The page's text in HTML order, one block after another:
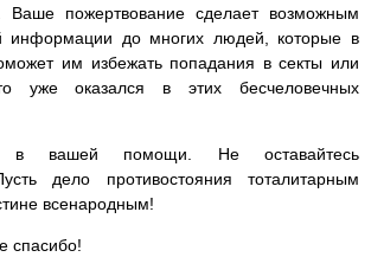
Ваше пожертвование сделает возможным
информации до многих людей, которые в
им избежать попадания в секты или
уже оказался в этих бесчеловечных
в вашей помощи. Не оставайтесь
дело противостояния тоталитарным
всенародным!
спасибо!